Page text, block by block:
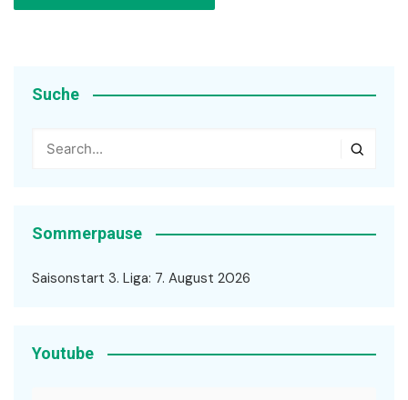
Suche
Sommerpause
Saisonstart 3. Liga: 7. August 2026
Youtube